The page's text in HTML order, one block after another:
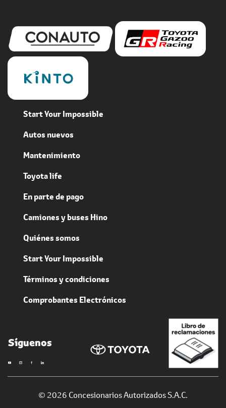
Mantenimiento
Toyota life
En parte de pago
Camiones y buses Hino
Quiénes somos
Start Your Impossible
Términos y condiciones